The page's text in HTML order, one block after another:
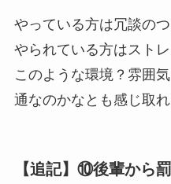
やっている方は冗談の
やられている方はスト
このような環境？雰囲
通なのかなとも感じ取れ
【追記】⑩後輩から